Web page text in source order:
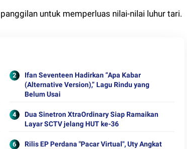
untuk memperluas nilai-nilai luhur tari.
Ifan Seventeen Hadirkan “Apa Kabar
(Alternative Version),” Lagu Rindu yang
Belum Usai
Dua Sinetron XtraOrdinary Siap Ramaikan
Layar SCTV jelang HUT ke-36
Rilis EP Perdana "Pacar Virtual", Uty Angkat